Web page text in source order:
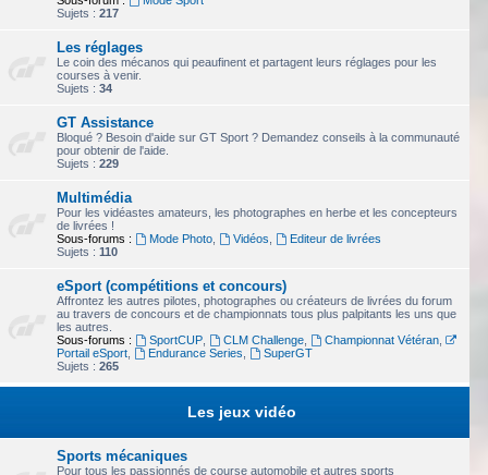
Sujets : 217
Les réglages
Le coin des mécanos qui peaufinent et partagent leurs réglages pour les
courses à venir.
Sujets : 34
GT Assistance
Bloqué ? Besoin d'aide sur GT Sport ? Demandez conseils à la communauté
pour obtenir de l'aide.
Sujets : 229
Multimédia
Pour les vidéastes amateurs, les photographes en herbe et les concepteurs
de livrées !
Sous-forums :
Mode Photo, Vidéos
Editeur de livrées
Sujets : 110
eSport (compétitions et concours)
Affrontez les autres pilotes, photographes ou créateurs de livrées du forum
au travers de concours et de championnats tous plus palpitants les uns que
les autres.
Sous-forums :
SportCUP, CLM Challenge, Championnat Vétéran,
Portail eSport
Endurance Series
SuperGT
Sujets : 265
Les jeux vidéo
Sports mécaniques
Pour tous les passionnés de course automobile et autres sports